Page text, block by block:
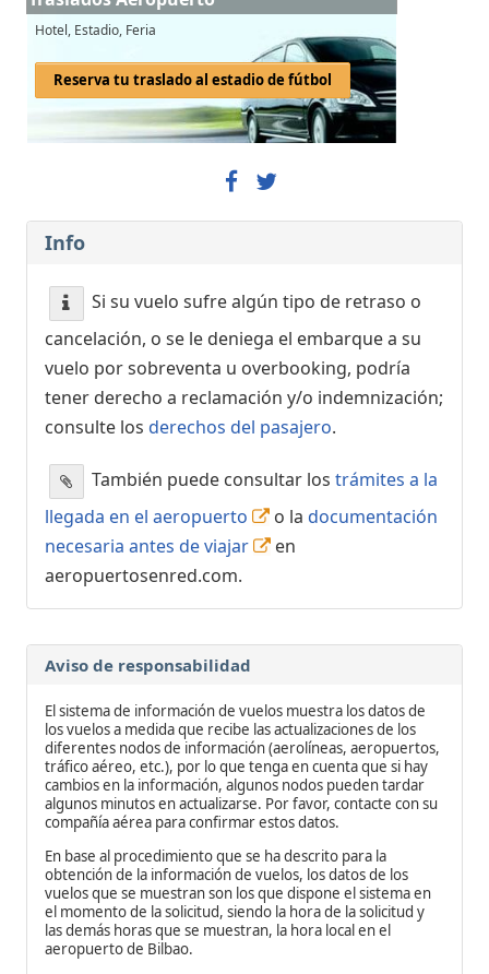
Hotel, Estadio, Feria
Reserva tu traslado al estadio de fútbol
Info
Si su vuelo sufre algún tipo de retraso o
cancelación, o se le deniega el embarque a su
vuelo por sobreventa u overbooking, podría
tener derecho a reclamación y/o indemnización;
consulte los derechos del pasajero.
También puede consultar los trámites a la
llegada en el aeropuerto
o la documentación
necesaria antes de viajar
en
aeropuertosenred.com.
Aviso de responsabilidad
El sistema de información de vuelos muestra los datos de
los vuelos a medida que recibe las actualizaciones de los
diferentes nodos de información (aerolíneas, aeropuertos,
tráfico aéreo, etc.), por lo que tenga en cuenta que si hay
cambios en la información, algunos nodos pueden tardar
algunos minutos en actualizarse. Por favor, contacte con su
compañía aérea para confirmar estos datos.
En base al procedimiento que se ha descrito para la
obtención de la información de vuelos, los datos de los
vuelos que se muestran son los que dispone el sistema en
el momento de la solicitud, siendo la hora de la solicitud y
las demás horas que se muestran, la hora local en el
aeropuerto de Bilbao.